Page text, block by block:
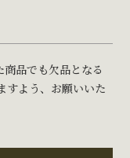
品でも欠品となる
すよう、お願いいた